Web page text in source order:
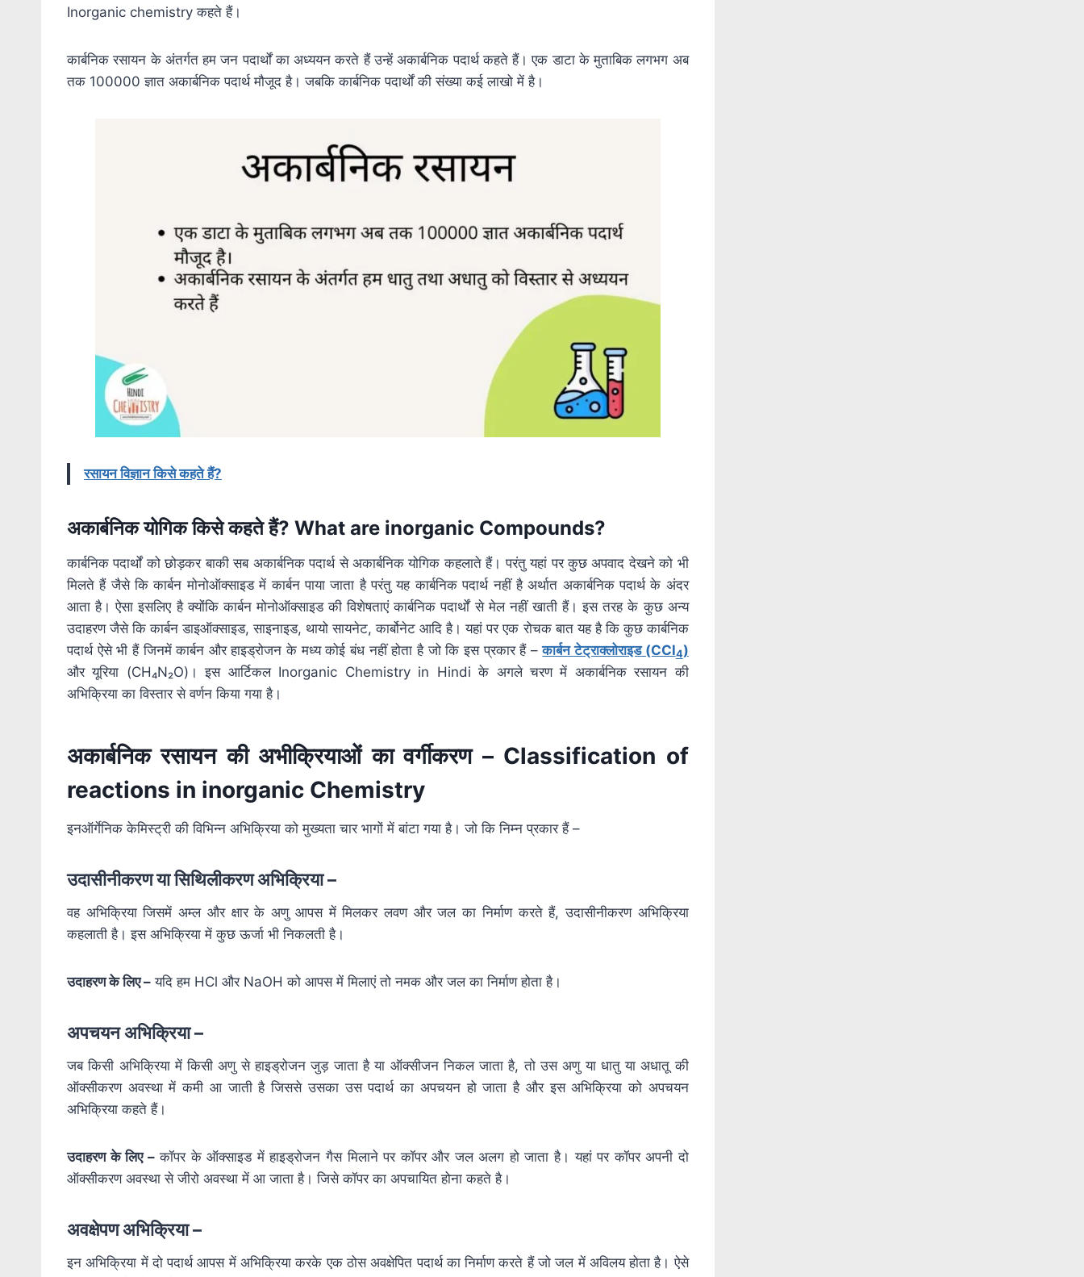
Inorganic chemistry कहते हैं।
कार्बनिक रसायन के अंतर्गत हम जन पदार्थों का अध्ययन करते हैं उन्हें अकार्बनिक पदार्थ कहते हैं। एक डाटा के मुताबिक लगभग अब
तक 100000 ज्ञात अकार्बनिक पदार्थ मौजूद है। जबकि कार्बनिक पदार्थों की संख्या कई लाखो में है।
रसायन विज्ञान किसे कहते हैं?
अकार्बनिक योगिक किसे कहते हैं? What are inorganic Compounds?
कार्बनिक पदार्थों को छोड़कर बाकी सब अकार्बनिक पदार्थ से अकार्बनिक योगिक कहलाते हैं। परंतु यहां पर कुछ अपवाद देखने को भी
मिलते हैं जैसे कि कार्बन मोनोऑक्साइड में कार्बन पाया जाता है परंतु यह कार्बनिक पदार्थ नहीं है अर्थात अकार्बनिक पदार्थ के अंदर
आता है। ऐसा इसलिए है क्योंकि कार्बन मोनोऑक्साइड की विशेषताएं कार्बनिक पदार्थों से मेल नहीं खाती हैं। इस तरह के कुछ अन्य
उदाहरण जैसे कि कार्बन डाइऑक्साइड, साइनाइड, थायो सायनेट, कार्बोनेट आदि है। यहां पर एक रोचक बात यह है कि कुछ कार्बनिक
पदार्थ ऐसे भी हैं जिनमें कार्बन और हाइड्रोजन के मध्य कोई बंध नहीं होता है जो कि इस प्रकार हैं –कार्बन टेट्राक्लोराइड (CCl4)
और यूरिया (CH₄N₂O)। इस आर्टिकल Inorganic Chemistry in Hindi के अगले चरण में अकार्बनिक रसायन की
अभिक्रिया का विस्तार से वर्णन किया गया है।
अकार्बनिक रसायन की अभीक्रियाओं का वर्गीकरण – Classification of
reactions in inorganic Chemistry
इनऑर्गेनिक केमिस्ट्री की विभिन्न अभिक्रिया को मुख्यता चार भागों में बांटा गया है। जो कि निम्न प्रकार हैं –
उदासीनीकरण या सिथिलीकरण अभिक्रिया –
वह अभिक्रिया जिसमें अम्ल और क्षार के अणु आपस में मिलकर लवण और जल का निर्माण करते हैं, उदासीनीकरण अभिक्रिया
कहलाती है। इस अभिक्रिया में कुछ ऊर्जा भी निकलती है।
उदाहरण के लिए – यदि हम HCl और NaOH को आपस में मिलाएं तो नमक और जल का निर्माण होता है।
अपचयन अभिक्रिया –
जब किसी अभिक्रिया में किसी अणु से हाइड्रोजन जुड़ जाता है या ऑक्सीजन निकल जाता है, तो उस अणु या धातु या अधातू की
ऑक्सीकरण अवस्था में कमी आ जाती है जिससे उसका उस पदार्थ का अपचयन हो जाता है और इस अभिक्रिया को अपचयन
अभिक्रिया कहते हैं।
उदाहरण के लिए –कॉपर के ऑक्साइड में हाइड्रोजन गैस मिलाने पर कॉपर और जल अलग हो जाता है। यहां पर कॉपर अपनी दो
ऑक्सीकरण अवस्था से जीरो अवस्था में आ जाता है। जिसे कॉपर का अपचायित होना कहते है।
अवक्षेपण अभिक्रिया –
इन अभिक्रिया में दो पदार्थ आपस में अभिक्रिया करके एक ठोस अवक्षेपित पदार्थ का निर्माण करते हैं जो जल में अविलय होता है। ऐसे